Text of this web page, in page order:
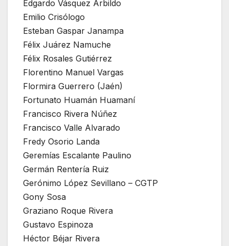
Edgardo Vásquez Arbildo
Emilio Crisólogo
Esteban Gaspar Janampa
Félix Juárez Namuche
Félix Rosales Gutiérrez
Florentino Manuel Vargas
Flormira Guerrero (Jaén)
Fortunato Huamán Huamaní
Francisco Rivera Núñez
Francisco Valle Alvarado
Fredy Osorio Landa
Geremías Escalante Paulino
Germán Rentería Ruiz
Gerónimo López Sevillano – CGTP
Gony Sosa
Graziano Roque Rivera
Gustavo Espinoza
Héctor Béjar Rivera